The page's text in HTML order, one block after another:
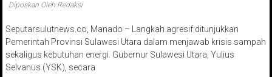
Diposkan Oleh:Redaksi
Seputarsulutnews.co, Manado – Langkah agresif ditunjukkan
Pemerintah Provinsi Sulawesi Utara dalam menjawab krisis sampah
sekaligus kebutuhan energi. Gubernur Sulawesi Utara, Yulius
Selvanus (YSK), secara